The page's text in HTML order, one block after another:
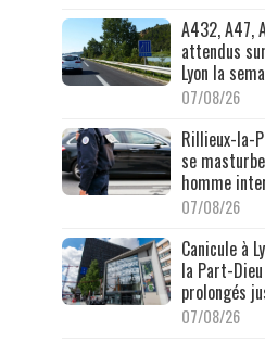
A432, A47,
attendus
Lyon la
07/08/26
Rillieux-la-
se
homme
07/08/26
Canicule à
la Part-
prolongés
07/08/26